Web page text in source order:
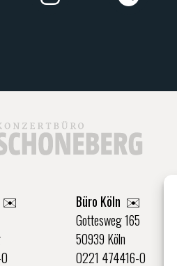
✉️
Büro Köln ✉️
Gottesweg 165
50939 Köln
0221 474416-0